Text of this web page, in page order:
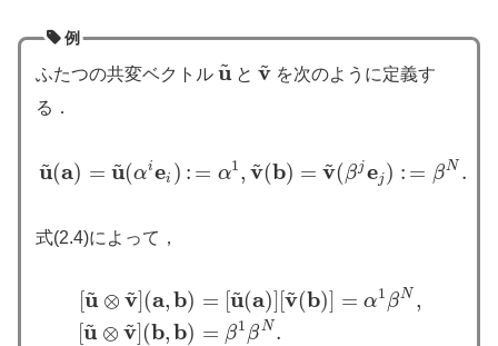
例
ふたつの共変ベクトル u
~
u~ とv
~
v~ を次のように定義す
る．
u
~(a) = u
~(αiei ) : = α1, v
~(b) = v
~(βj ej ) : = βN .
u ~(a)=u~ α i ei) =α1 v~( b)= v~ (βjej) :=β N .
式(2.4)によって，
[u
~ ⊗ v
~](a,b)
[u
~ ⊗ v
~](b,b)
= [u
~(a)] [v
~(b)] = α1βN ,
= β1β N .
u a ,b = u~ [v ~( )]=α 1β N ,[ ]( )